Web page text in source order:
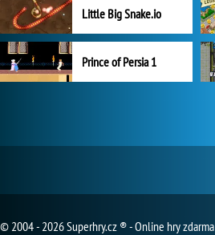
Little Big Snake.io
Prince of Persia 1
© 2004 - 2026 Superhry.cz ® - Online hry zdarma